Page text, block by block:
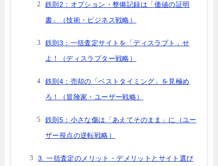
鉄則2：オプション・整備記録は「価値の証明
書」（技術・ビジネス戦略）
鉄則3：一括査定サイトを「ディスラプト」せ
よ！（ディスラプター戦略）
鉄則4：売却の「ベストタイミング」を見極め
ろ！（冒険家・ユーザー戦略）
鉄則5：小さな傷は「あえてそのまま」に（ユー
ザー視点の逆転戦略）
3. 一括査定のメリット・デメリットとサイト選び